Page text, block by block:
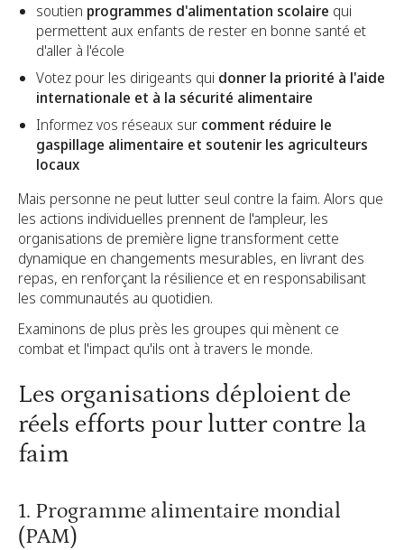
soutien programmes d'alimentation scolaire qui
permettent aux enfants de rester en bonne santé et
d'aller à l'école
Votez pour les dirigeants qui donner la priorité à l'aide
internationale et à la sécurité alimentaire
Informez vos réseaux sur comment réduire le
gaspillage alimentaire et soutenir les agriculteurs
locaux
Mais personne ne peut lutter seul contre la faim. Alors que
les actions individuelles prennent de l'ampleur, les
organisations de première ligne transforment cette
dynamique en changements mesurables, en livrant des
repas, en renforçant la résilience et en responsabilisant
les communautés au quotidien.
Examinons de plus près les groupes qui mènent ce
combat et l'impact qu'ils ont à travers le monde.
Les organisations déploient de
réels efforts pour lutter contre la
faim
1. Programme alimentaire mondial
(PAM)